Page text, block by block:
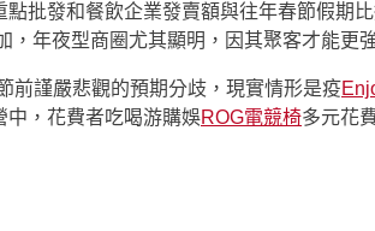
批發和餐飲企業發賣額與往年春節假期
年夜型商圈尤其顯明，因其聚客才能更
前謹嚴悲觀的預期分歧，現實情形是疫
中，花費者吃喝游購娛ROG電競椅多元花